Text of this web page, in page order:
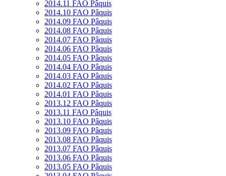
2014.11 FAO Pâquis
2014.10 FAO Pâquis
2014.09 FAO Pâquis
2014.08 FAO Pâquis
2014.07 FAO Pâquis
2014.06 FAO Pâquis
2014.05 FAO Pâquis
2014.04 FAO Pâquis
2014.03 FAO Pâquis
2014.02 FAO Pâquis
2014.01 FAO Pâquis
2013.12 FAO Pâquis
2013.11 FAO Pâquis
2013.10 FAO Pâquis
2013.09 FAO Pâquis
2013.08 FAO Pâquis
2013.07 FAO Pâquis
2013.06 FAO Pâquis
2013.05 FAO Pâquis